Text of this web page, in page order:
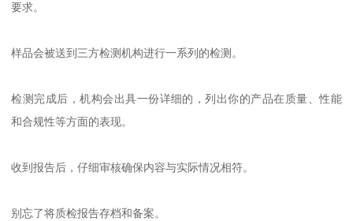
要求。
样品会被送到三方检测机构进行一系列的检测。
检测完成后，机构会出具一份详细的，列出你的产品在质量、性能
和合规性等方面的表现。
收到报告后，仔细审核确保内容与实际情况相符。
别忘了将质检报告存档和备案。